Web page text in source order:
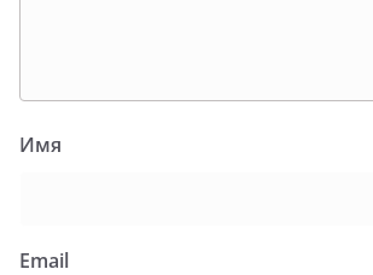
Имя
Email